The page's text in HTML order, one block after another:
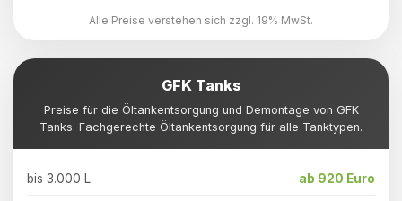
Alle Preise verstehen sich zzgl. 19% MwSt.
GFK Tanks
Preise für die Öltankentsorgung und Demontage von GFK
Tanks. Fachgerechte Öltankentsorgung für alle Tanktypen.
bis 3.000 L ab 920 Euro